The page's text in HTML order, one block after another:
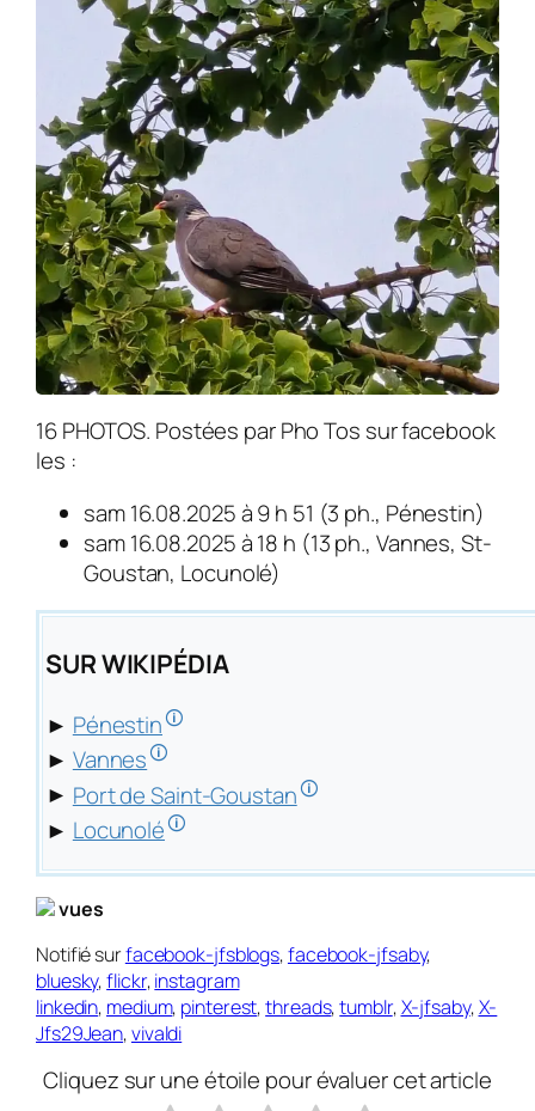
16 PHOTOS. Postées par Pho Tos sur facebook
les :
sam 16.08.2025 à 9 h 51 (3 ph., Pénestin)
sam 16.08.2025 à 18 h (13 ph., Vannes, St-
Goustan, Locunolé)
SUR WIKIPÉDIA
► Pénestin🛈
► Vannes🛈
► Port de Saint-Goustan🛈
► Locunolé🛈
vues
Notifié surfacebook-jfsblogs,facebook-jfsaby,
bluesky,flickr,instagram
linkedin, medium, pinterest,threads,tumblr,X-jfsaby,X-
Jfs29Jean,vivaldi
Cliquez sur une étoile pour évaluer cet article